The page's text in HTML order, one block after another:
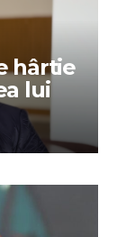
hârtie
lui